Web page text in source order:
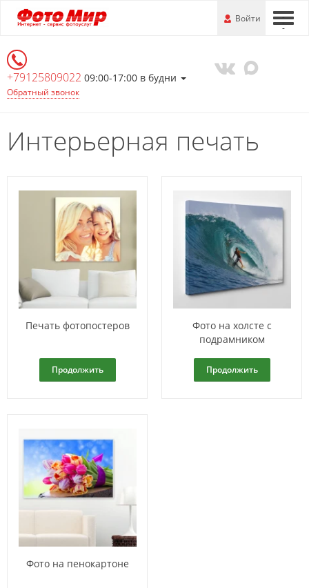
Перейти
к
информации
---
Войти
+79125809022 09:00-17:00 в будни
Обратный звонок
Интерьерная печать
Печать фотопостеров
Продолжить
Фото на холсте с
подрамником
Продолжить
Фото на пенокартоне